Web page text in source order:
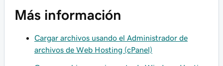
Más información
Cargar archivos usando el Administrador de
archivos de Web Hosting (cPanel)